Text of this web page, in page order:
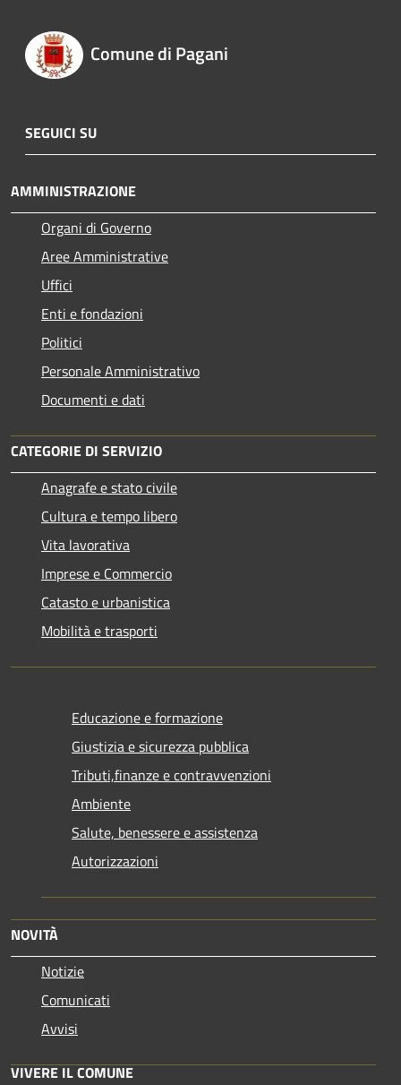
Comune di Pagani
SEGUICI SU
AMMINISTRAZIONE
Organi di Governo
Aree Amministrative
Uffici
Enti e fondazioni
Politici
Personale Amministrativo
Documenti e dati
CATEGORIE DI SERVIZIO
Anagrafe e stato civile
Cultura e tempo libero
Vita lavorativa
Imprese e Commercio
Catasto e urbanistica
Mobilità e trasporti
Educazione e formazione
Giustizia e sicurezza pubblica
Tributi,finanze e contravvenzioni
Ambiente
Salute, benessere e assistenza
Autorizzazioni
NOVITÀ
Notizie
Comunicati
Avvisi
VIVERE IL COMUNE